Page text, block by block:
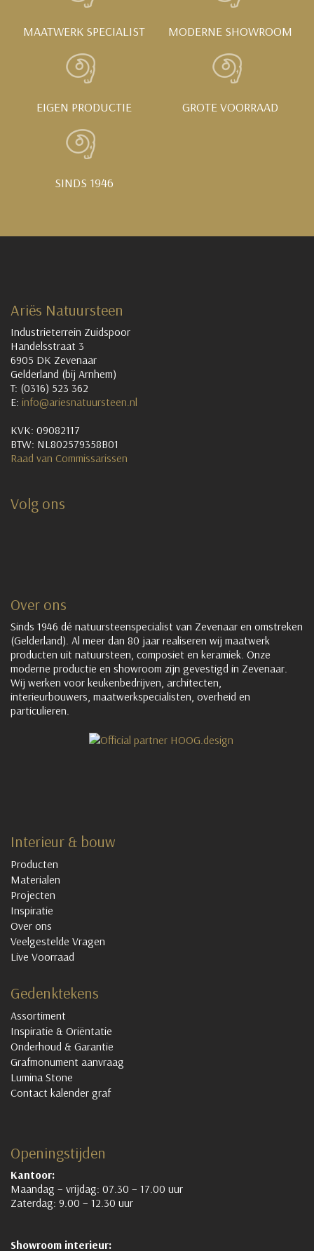
MAATWERK SPECIALIST MODERNE SHOWROOM
EIGEN PRODUCTIE GROTE VOORRAAD
SINDS 1946
Ariës Natuursteen
Industrieterrein Zuidspoor
Handelsstraat 3
6905 DK Zevenaar
Gelderland (bij Arnhem)
T: (0316) 523 362
E: info@ariesnatuursteen.nl
KVK: 09082117
BTW: NL802579358B01
Raad van Commissarissen
Volg ons
Over ons
Sinds 1946 dé natuursteenspecialist van Zevenaar en omstreken
(Gelderland). Al meer dan 80 jaar realiseren wij maatwerk
producten uit natuursteen, composiet en keramiek. Onze
moderne productie en showroom zijn gevestigd in Zevenaar.
Wij werken voor keukenbedrijven, architecten,
interieurbouwers, maatwerkspecialisten, overheid en
particulieren.
Interieur & bouw
Producten
Materialen
Projecten
Inspiratie
Over ons
Veelgestelde Vragen
Live Voorraad
Gedenktekens
Assortiment
Inspiratie & Oriëntatie
Onderhoud & Garantie
Grafmonument aanvraag
Lumina Stone
Contact kalender graf
Openingstijden
Kantoor:
Maandag – vrijdag: 07.30 – 17.00 uur
Zaterdag: 9.00 – 12.30 uur
Showroom interieur: